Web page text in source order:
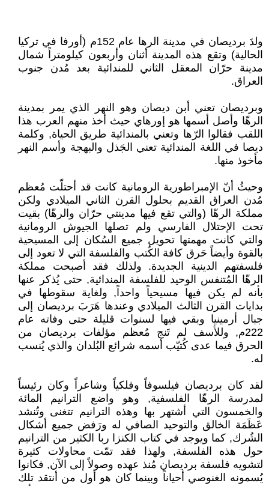
ولدَ برديصان في مدينة الرها عام 152م (أورفا في تركيا
الحالية) وتقع هذه المدينة أثنان وأربعون كيلومتراً شمال
مدينة حرّان المعقل الثاني للمندائية بعد مُدن جنوب
العراق.
وبرديصان تعني أبن ديصان وهو النهر الذي يمر بمدينة
الرهّا وأصل أسمها هو إورهاي حيث أخذ منهم العرب هذا
اللقب فقالوا الرّها وتعني بالمندائية طريق الحياة, وكلمة
ديصا في اللغة المندائية تعني الجَذل والبهجة وأسم النهر
مأخوذ منها.
وحيثُ أنّ الإمبراطورية الرومانية كانت قد أحتلّت مُعظم
مُدن العراق القديم بحلول القرن الثاني الميلادي ولكن
مملكة الرهّا (والتي تقع فيها مدينتي حرّان والرهّا) بقيت
تحت الإحتلال الفارسي ولم تصلها الجيوش الرومانية
والتي كانت مهمتها تحويل جميع السُكان إلى المسيحية
بالقوة وأيضاً حَرق كافة الكُتب والفلسفة التي لا تعود إلى
فلسفتهم الدينية الجديدة. ولذلك فقد أصبحت مملكة
الرهّا المُتنفس الوحيد للفلسفة المندائية, حتى يُذكر عنها
بأنه لم يكن فيها مسيحياً واحداً, ولغاية سقوطها في
بدايات القرن الثالث الميلادي وعندها هَرَبَ برديصان إلى
جبال أرمينيا وبقي فيها لسنوات قليلة حتى وفاته عام
222م, وللأسف لم تَنج مُعظم مؤلفات برديصان من
الحرق فيما عدى كُتيّب أسمه شرائع البُلدان والذي يُنسب
له.
لقد كان برديصان فيلسوفاً وفلكياً وشاعراً وكان رئيساً
لمدرسة الرهّا الفلسفية, وهو واضع الترانيم المائة
والخمسون التي أشتهر بها وهذه الترانيم تتغنى وتُنشد
عَظَمَة الخالق والتوحيد الصافي له ورَفض جميع أشكال
الشُرك, كما ويوجد في كتاب الكنزا ربا الكثير من الترانيم
حول هذه الفلسفة, ولهذا فقد تمّت محاولات كثيرة
لتشويه فلسفة برديصان مُنذ عهده وصولاً إلى الآن, فكانوا
يُسمونه الغنوصي أحياناً وبينما كان هو أول من أنتقد تلك